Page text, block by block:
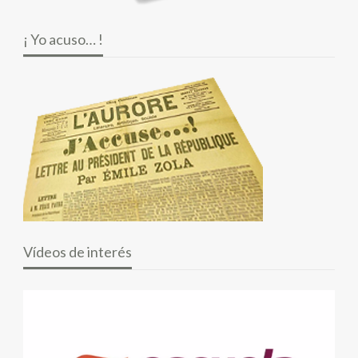
¡ Yo acuso… !
Vídeos de interés